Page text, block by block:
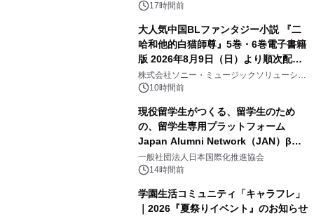
得な素泊まり連泊プランで
17時間前
大人気中国BLファンタジー小説 『二
哈和他的白猫師尊』5巻・6巻電子書籍
版 2026年8月9日（日）より順次配信
開始
株式会社ソニー・ミュージックソリューショ
ンズ10時間前
現役留学生がつくる、留学生のため
の、留学生専用プラットフォーム
Japan Alumni Network（JAN）β版
をリリース
一般社団法人日本国際化推進協会
14時間前
学園生活コミュニティ「キャラフレ」
｜2026『夏祭りイベント』のお知らせ